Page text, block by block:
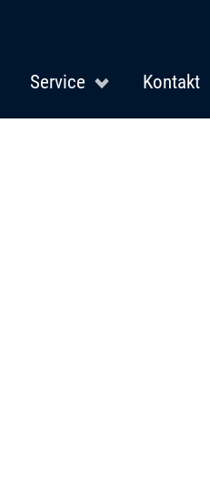
Service Kontakt